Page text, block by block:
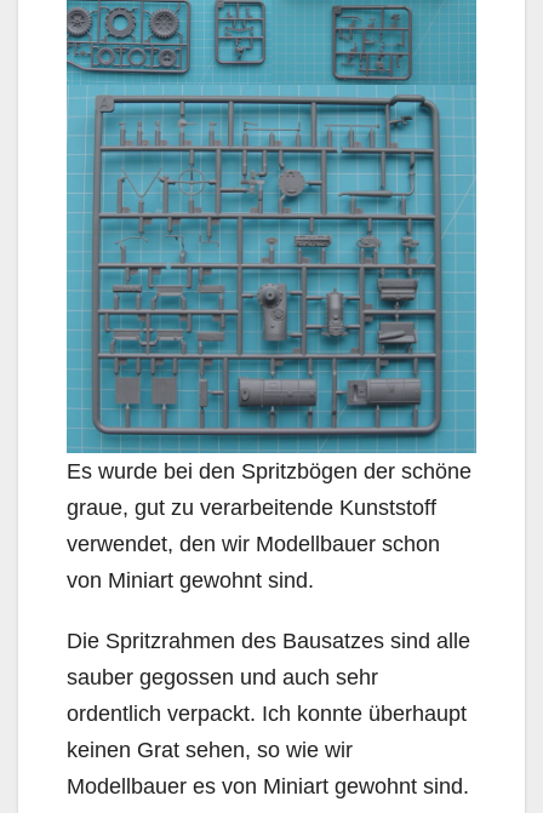
Es wurde bei den Spritzbögen der schöne
graue, gut zu verarbeitende Kunststoff
verwendet, den wir Modellbauer schon
von Miniart gewohnt sind.
Die Spritzrahmen des Bausatzes sind alle
sauber gegossen und auch sehr
ordentlich verpackt. Ich konnte überhaupt
keinen Grat sehen, so wie wir
Modellbauer es von Miniart gewohnt sind.